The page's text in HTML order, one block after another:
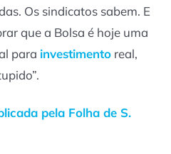
Os sindicatos sabem. E
que a Bolsa é hoje uma
para investimento real,
pela Folha de S.